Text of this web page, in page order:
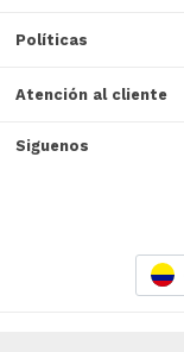
Políticas
Atención al cliente
Siguenos